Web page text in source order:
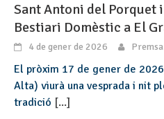
Sant Antoni del Porquet
Bestiari Domèstic a El
4 de gener de 2026
El pròxim 17 de gener de
Alta) viurà una vesprada i nit
tradició [...]